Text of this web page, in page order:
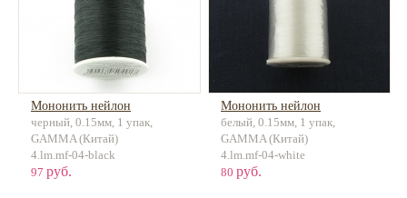
Мононить нейлон
черный, 0.15мм, 1 упак,
GAMMA (Китай)
4.lm.mf-04-black
97 руб.
Мононить нейлон
белый, 0.15мм, 1 упак,
GAMMA (Китай)
4.lm.mf-04-white
80 руб.